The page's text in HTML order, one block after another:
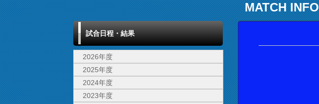
試合日程・結果
2026年度
2025年度
2024年度
2023年度
MATCH INFO